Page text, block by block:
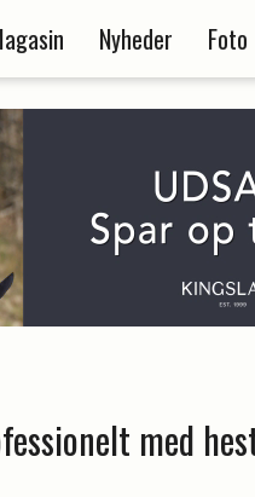
Nyheder Foto
med